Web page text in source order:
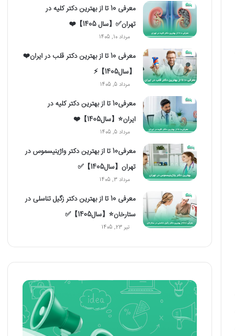
معرفی 10 تا از بهترین دکتر کلیه در
تهران✅【سال 1405】❤️
مرداد 10, 1405
معرفی 10 تا از بهترین دکتر قلب در ایران❤️
【سال1405】⚡️
مرداد 5, 1405
معرفی10 تا از بهترین دکتر کلیه در
ایران⭐【سال1405】❤️
مرداد 5, 1405
معرفی10 تا از بهترین دکتر واژینیسموس در
تهران【سال1405】✅
مرداد 3, 1405
معرفی 10 تا از بهترین دکتر زگیل تناسلی در
ستارخان⭐【سال1405】✅
تیر 23, 1405